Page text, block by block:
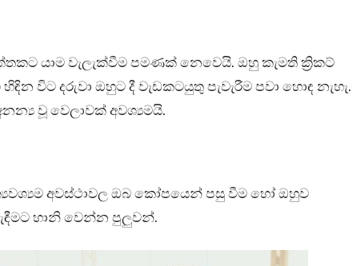
යාම වැලැක්වීම පමණක් නෙවෙයි. ඔහු කැමති ක්‍රිකට්
විට දරුවා ඔහුට දී වැඩකටයුතු පැවැරීම පවා හොඳ නැහැ.
වූ වෙලාවක් අවශ්‍යමයි.
අවස්ථාවල ඔබ කෝපයෙන් පසු වීම හෝ ඔහුව
හානි වෙන්න පුලුවන්.